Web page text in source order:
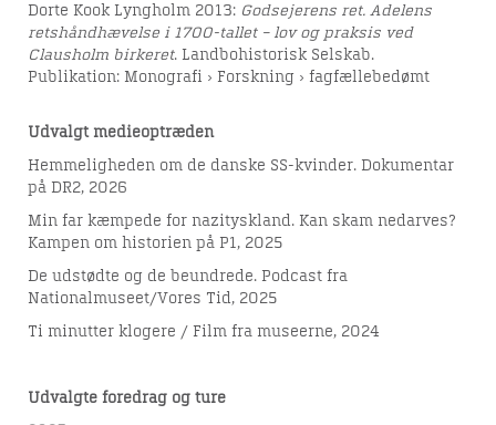
Dorte Kook Lyngholm 2013: Godsejerens ret. Adelens
retshåndhævelse i 1700-tallet – lov og praksis ved
Clausholm birkeret. Landbohistorisk Selskab.
Publikation: Monografi › Forskning › fagfællebedømt
Udvalgt medieoptræden
Hemmeligheden om de danske SS-kvinder. Dokumentar
på DR2, 2026
Min far kæmpede for nazityskland. Kan skam nedarves?
Kampen om historien på P1, 2025
De udstødte og de beundrede. Podcast fra
Nationalmuseet/Vores Tid, 2025
Ti minutter klogere / Film fra museerne, 2024
Udvalgte foredrag og ture